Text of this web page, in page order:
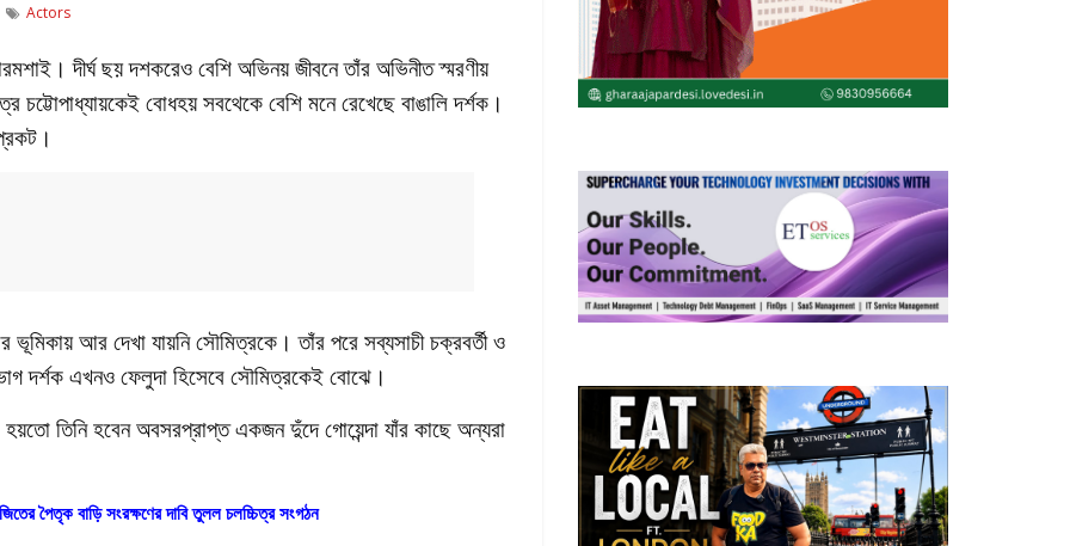
Actors
দীর্ঘ ছয় দশকরেও বেশি অভিনয় জীবনে তাঁর অভিনীত স্মরণীয়
বোধহয় সবথেকে বেশি মনে রেখেছে বাঙালি দর্শক।
ভূমিকায় আর দেখা যায়নি সৌমিত্রকে। তাঁর পরে সব্যসাচী চক্রবর্তী ও
দর্শক এখনও ফেলুদা হিসেবে সৌমিত্রকেই বোঝে।
তিনি হবেন অবসরপ্রাপ্ত একজন দুঁদে গোয়েন্দা যাঁর কাছে অন্যরা
পৈতৃক বাড়ি সংরক্ষণের দাবি তুলল চলচ্চিত্র সংগঠন